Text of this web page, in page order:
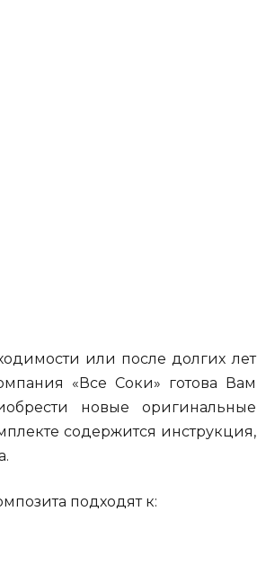
или после долгих лет
«Все Соки» готова Вам
новые оригинальные
содержится инструкция,
подходят к: